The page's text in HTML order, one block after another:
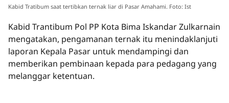
Kabid Tratibum saat tertibkan ternak liar di Pasar Amahami. Foto: Ist
Kabid Trantibum Pol PP Kota Bima Iskandar Zulkarnain
mengatakan, pengamanan ternak itu menindaklanjuti
laporan Kepala Pasar untuk mendampingi dan
memberikan pembinaan kepada para pedagang yang
melanggar ketentuan.